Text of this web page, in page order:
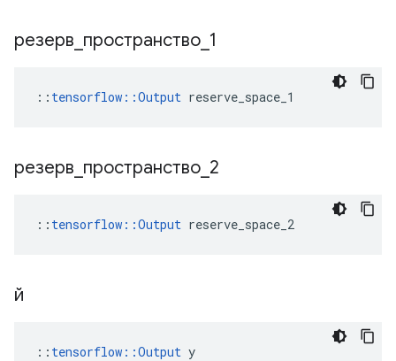
резерв пространство 1
:: tensorflow::Output reserve_space_1
резерв пространство 2
:: tensorflow::Output reserve_space_2
й
:: tensorflow::Output y